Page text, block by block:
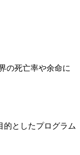
の死亡率や余命に
としたプログラム